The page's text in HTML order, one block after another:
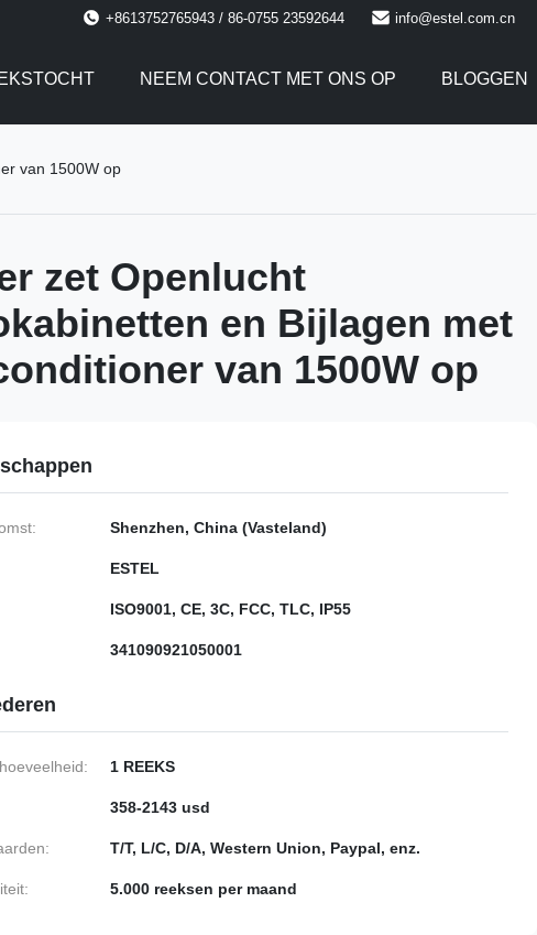
+8613752765943 / 86-0755 23592644 info@estel.com.cn
NEEM CONTACT MET ONS OP BLOGGEN
van 1500W op
zet Openlucht
en Bijlagen met
van 1500W op
Shenzhen, China (Vasteland)
ESTEL
ISO9001, CE, 3C, FCC, TLC, IP55
341090921050001
1 REEKS
358-2143 usd
T/T, L/C, D/A, Western Union, Paypal, enz.
5.000 reeksen per maand